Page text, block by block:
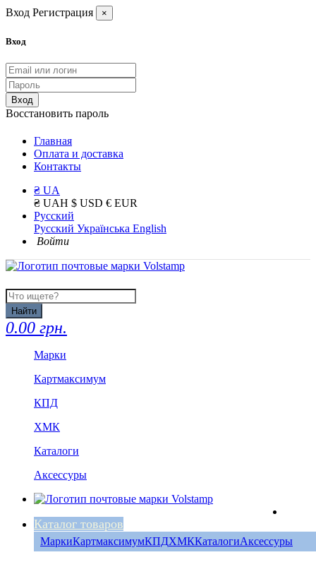
Вход Регистрация ×
Вход
Вход
Восстановить пароль
Главная
Оплата и доставка
Контакты
₴ UA
₴ UAH $ USD € EUR
Русский
Русский Українська English
Войти
Найти
0.00 грн.
Марки
Картмаксимум
КПД
ХМК
Каталоги
Аксессуры
Каталог товаров
МаркиКартмаксимумКПДХМККаталогиАксессуры